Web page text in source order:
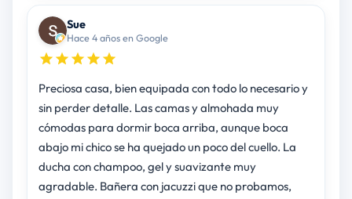
Sue
Hace 4 años en Google
Preciosa casa, bien equipada con todo lo necesario y
sin perder detalle. Las camas y almohada muy
cómodas para dormir boca arriba, aunque boca
abajo mi chico se ha quejado un poco del cuello. La
ducha con champoo, gel y suavizante muy
agradable. Bañera con jacuzzi que no probamos,